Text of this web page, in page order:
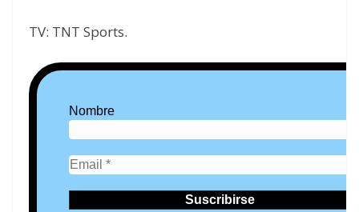
TV: TNT Sports.
Nombre